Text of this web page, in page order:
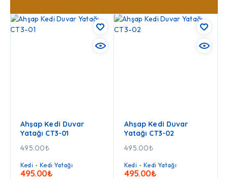
Ahşap Kedi Duvar
Yatağı CT3-01
495.00₺
Kedi Kedi Yatağı
495.00₺
Ahşap Kedi Duvar
Yatağı CT3-02
495.00₺
Kedi Kedi Yatağı
495.00₺